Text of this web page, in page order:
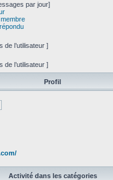
par jour]
de l’utilisateur ]
de l’utilisateur ]
Profil
Activité dans les catégories